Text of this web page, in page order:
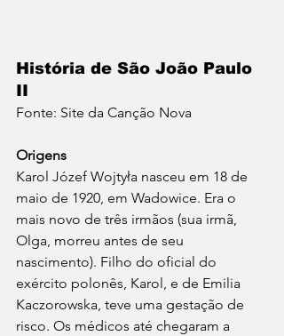
História de São João Paulo
II
Fonte: Site da Canção Nova
Origens
Karol Józef Wojtyła nasceu em 18 de
maio de 1920, em Wadowice. Era o
mais novo de três irmãos (sua irmã,
Olga, morreu antes de seu
nascimento). Filho do oficial do
exército polonês, Karol, e de Emilia
Kaczorowska, teve uma gestação de
risco. Os médicos até chegaram a